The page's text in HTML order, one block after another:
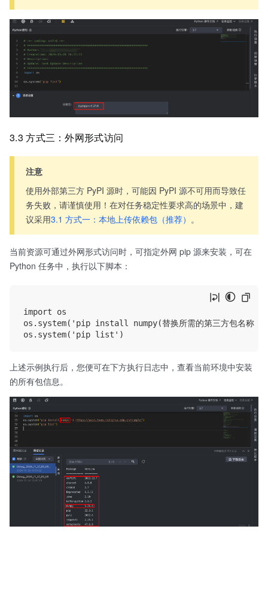
3.3 方式三：外网形式访问
注意
使用外部第三方 PyPI 源时，可能因 PyPI 源不可用而导致任
务失败，请谨慎使用！在对任务稳定性要求高的场景中，建
议采用3.1 方式一：本地上传依赖包（推荐） 。
当前资源可通过外网形式访问时，可指定外网 pip 源来安装，可在
Python 任务中，执行以下脚本：
import os
os.system('pip install numpy(替换所需的第三方包
上述示例执行后，您便可在下方执行日志中，查看当前环境中安装
的所有包信息。